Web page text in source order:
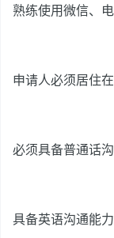
熟练使用微信、
申请人必须居住在
必须具备普通话沟
具备英语沟通能